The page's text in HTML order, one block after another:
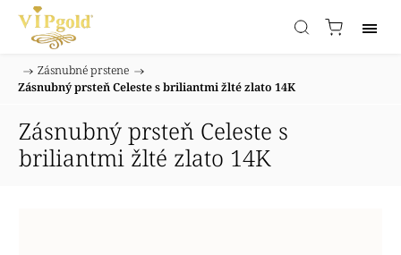
Domov
/ Zásnubné prstene /
Zásnubný prsteň Celeste s briliantmi žlté zlato 14K
Zásnubný prsteň Celeste s
briliantmi žlté zlato 14K